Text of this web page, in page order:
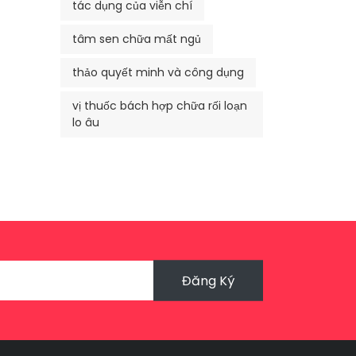
tác dụng của viễn chí
tâm sen chữa mất ngủ
thảo quyết minh và công dụng
vị thuốc bách hợp chữa rối loạn
lo âu
Đăng Ký